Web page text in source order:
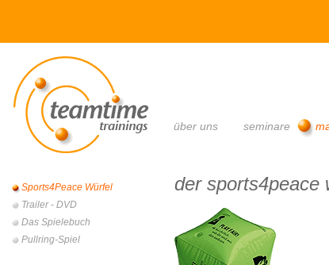
über uns seminare
der sports4peace
main menu
Sports4Peace Würfel
Trailer - DVD
Das Spielebuch
Pullring-Spiel